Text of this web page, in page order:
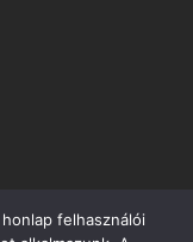
felhasználói